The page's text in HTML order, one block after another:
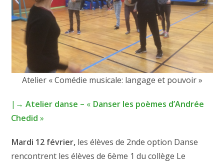
Atelier « Comédie musicale: langage et pouvoir »
|→Atelier danse – « Danser les poèmes d’Andrée
Chedid »
Mardi 12 février, les élèves de 2nde option Danse
rencontrent les élèves de 6ème 1 du collège Le